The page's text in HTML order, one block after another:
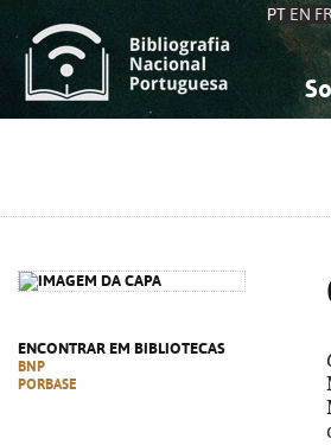
PT EN FR
ENCONTRAR EM BIBLIOTECAS
BNP
PORBASE